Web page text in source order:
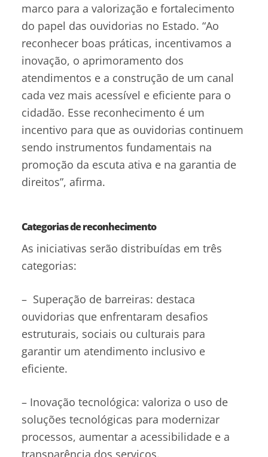
marco para a valorização e fortalecimento
do papel das ouvidorias no Estado. “Ao
reconhecer boas práticas, incentivamos a
inovação, o aprimoramento dos
atendimentos e a construção de um canal
cada vez mais acessível e eficiente para o
cidadão. Esse reconhecimento é um
incentivo para que as ouvidorias continuem
sendo instrumentos fundamentais na
promoção da escuta ativa e na garantia de
direitos”, afirma.
Categorias de reconhecimento
As iniciativas serão distribuídas em três
categorias:
– Superação de barreiras: destaca
ouvidorias que enfrentaram desafios
estruturais, sociais ou culturais para
garantir um atendimento inclusivo e
eficiente.
– Inovação tecnológica: valoriza o uso de
soluções tecnológicas para modernizar
processos, aumentar a acessibilidade e a
transparência dos serviços.